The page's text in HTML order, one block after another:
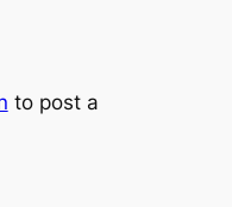
to post a